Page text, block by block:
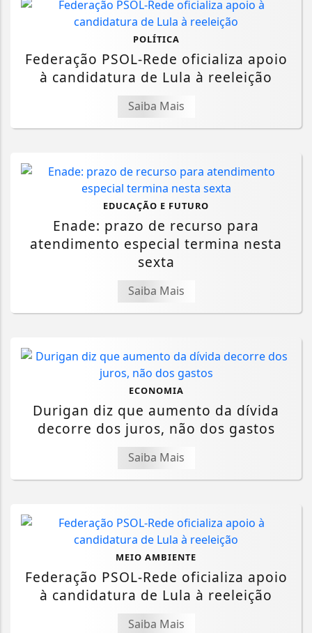
POLÍTICA
Federação PSOL-Rede oficializa apoio
à candidatura de Lula à reeleição
Saiba Mais
EDUCAÇÃO E FUTURO
Enade: prazo de recurso para
atendimento especial termina nesta
sexta
Saiba Mais
ECONOMIA
Durigan diz que aumento da dívida
decorre dos juros, não dos gastos
Saiba Mais
MEIO AMBIENTE
Federação PSOL-Rede oficializa apoio
à candidatura de Lula à reeleição
Saiba Mais